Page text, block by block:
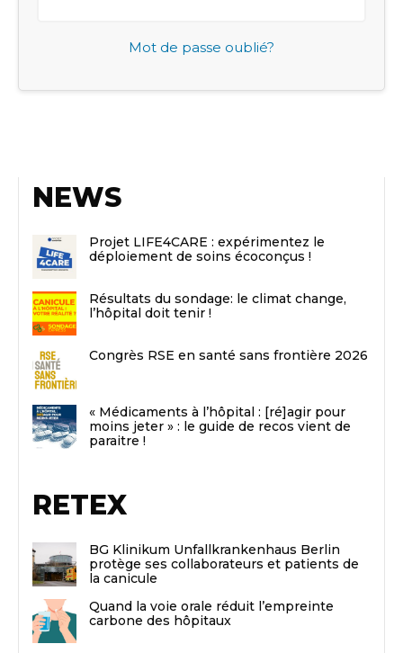
Mot de passe oublié?
NEWS
Projet LIFE4CARE : expérimentez le
déploiement de soins écoconçus !
Résultats du sondage: le climat change,
l’hôpital doit tenir !
Congrès RSE en santé sans frontière 2026
« Médicaments à l’hôpital : [ré]agir pour
moins jeter » : le guide de recos vient de
paraitre !
RETEX
BG Klinikum Unfallkrankenhaus Berlin
protège ses collaborateurs et patients de
la canicule
Quand la voie orale réduit l’empreinte
carbone des hôpitaux